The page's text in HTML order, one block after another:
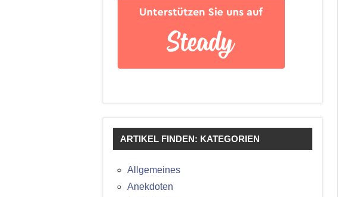
ARTIKEL FINDEN: KATEGORIEN
Allgemeines
Anekdoten